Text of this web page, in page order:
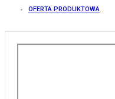
OFERTA PRODUKTOWA